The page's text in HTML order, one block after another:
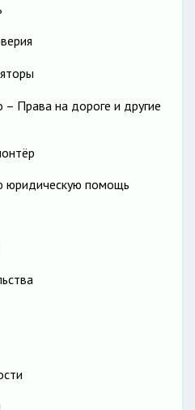
Права на дороге и другие
юридическую помощь